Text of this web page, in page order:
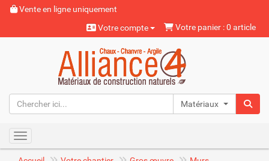
Vente en ligne uniquement
Votre compte
Votre panier : 0 article
Matériaux naturels
Toggle navigation